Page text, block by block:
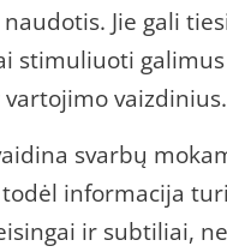
Jie gali
stimuliuoti
vaizdinius.
svarbų
informacija
ir subtiliai,